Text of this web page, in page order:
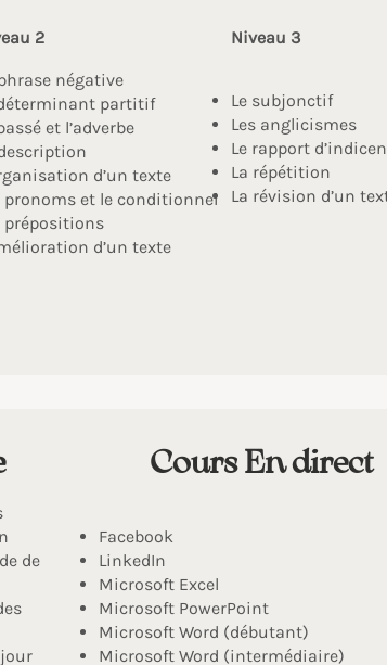
2​​
négative
partitif
et l’adverbe
d’un texte
pronoms et le conditionnel
prépositions
d’un texte
Niveau 3
Le subjonctif
Les anglicismes
Le rapport
La répétition
La révision d’un
de
Cours En direct
Facebook
LinkedIn
Microsoft Excel
Microsoft PowerPoint
Microsoft Word (débutant)
Microsoft Word (intermédiaire)